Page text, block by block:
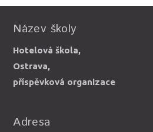
Název školy
Hotelová škola,
Ostrava,
příspěvková organizace
Adresa